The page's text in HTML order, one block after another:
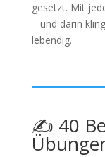
gesetzt. Mit
– und darin
lebendig.
✍️ 40